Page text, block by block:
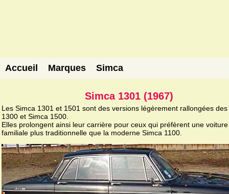
Accueil Marques Simca
Simca 1301 (1967)
Les Simca 1301 et 1501 sont des versions légèrement rallongées des
1300 et Simca 1500.
Elles prolongent ainsi leur carrière pour ceux qui préfèrent une voiture
familiale plus traditionnelle que la moderne Simca 1100.